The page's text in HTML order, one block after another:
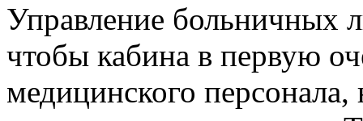
Управление больничных
чтобы кабина в первую
медицинского персонала,